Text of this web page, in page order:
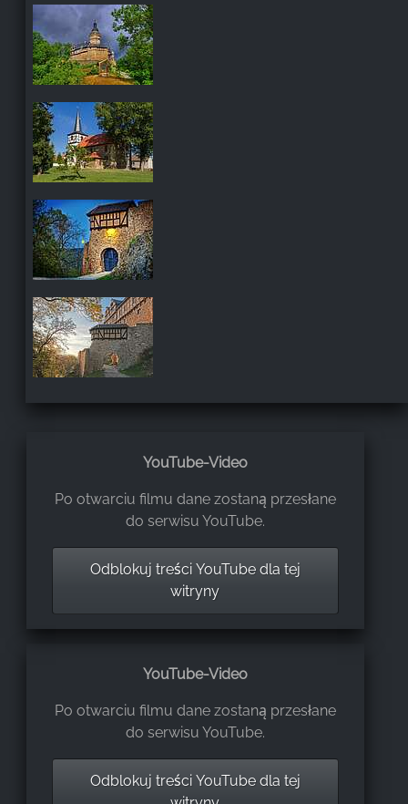
YouTube-Video
Po otwarciu filmu dane zostaną przesłane
do serwisu YouTube.
Odblokuj treści YouTube dla tej
witryny
YouTube-Video
Po otwarciu filmu dane zostaną przesłane
do serwisu YouTube.
Odblokuj treści YouTube dla tej